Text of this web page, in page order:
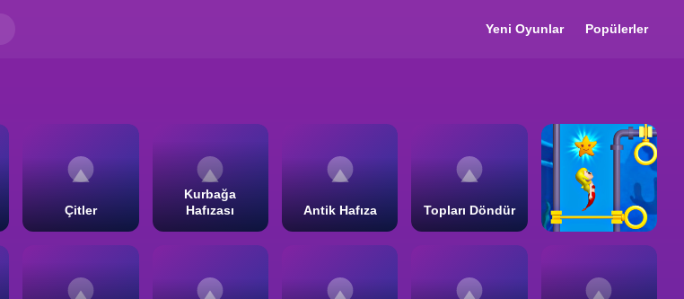
Yeni Oyunlar Popülerler
Çitler
Kurbağa
Hafızası
Antik Hafıza Topları Döndür